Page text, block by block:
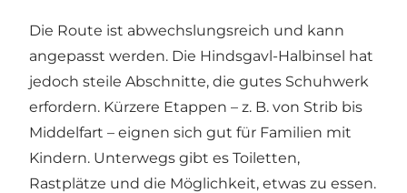
Die Route ist abwechslungsreich und kann
angepasst werden. Die Hindsgavl-Halbinsel hat
jedoch steile Abschnitte, die gutes Schuhwerk
erfordern. Kürzere Etappen – z. B. von Strib bis
Middelfart – eignen sich gut für Familien mit
Kindern. Unterwegs gibt es Toiletten,
Rastplätze und die Möglichkeit, etwas zu essen.